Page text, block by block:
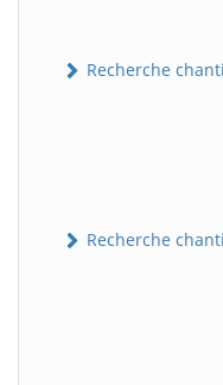
Recherche
Recherche